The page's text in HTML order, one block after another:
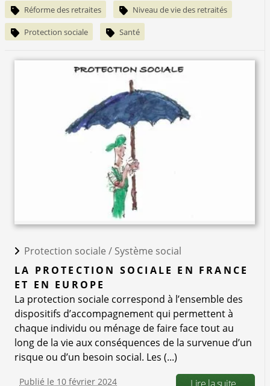
Réforme des retraites Niveau de vie des retraités
Protection sociale Santé
Protection sociale / Système social
LA PROTECTION SOCIALE EN FRANCE
ET EN EUROPE
La protection sociale correspond à l’ensemble des
dispositifs d’accompagnement qui permettent à
chaque individu ou ménage de faire face tout au
long de la vie aux conséquences de la survenue d’un
risque ou d’un besoin social. Les (...)
Publié le 10 février 2024